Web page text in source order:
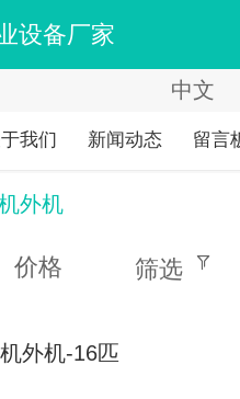
设备厂家
中文
中文
English
我们 新闻动态 留言
外机
价格 筛选
外机-16匹